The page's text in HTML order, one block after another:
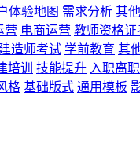
体验地图 需求分析 其
营 电商运营 教师资格证
建造师考试 学前教育 其
培训 技能提升 入职离职
格 基础版式 通用模板